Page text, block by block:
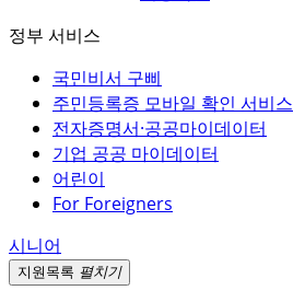
정부 서비스
국민비서 구삐
주민등록증 모바일 확인 서비스
전자증명서·공공마이데이터
기업 공공 마이데이터
어린이
For Foreigners
시니어
지원 목록 펼치기